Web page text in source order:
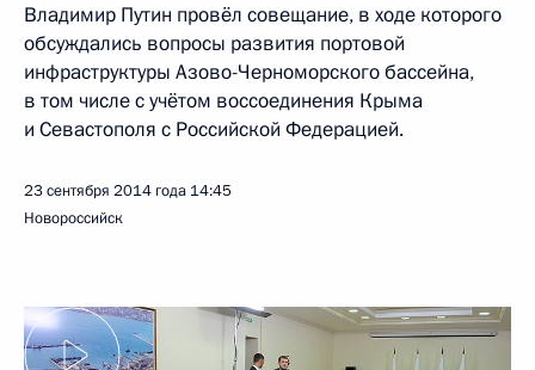
Владимир Путин провёл совещание, в ходе которого
обсуждались вопросы развития портовой
инфраструктуры Азово-Черноморского бассейна,
в том числе с учётом воссоединения Крыма
и Севастополя с Российской Федерацией.
23 сентября 2014 года 14:45
Новороссийск